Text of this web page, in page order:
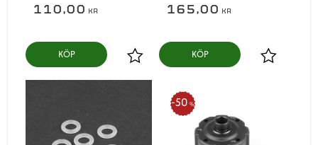
110,00 KR
Lägg till i favoriter
KÖP
165,00 KR
Lägg till i
KÖP
50 %